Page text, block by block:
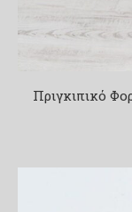
Πριγκιπικό